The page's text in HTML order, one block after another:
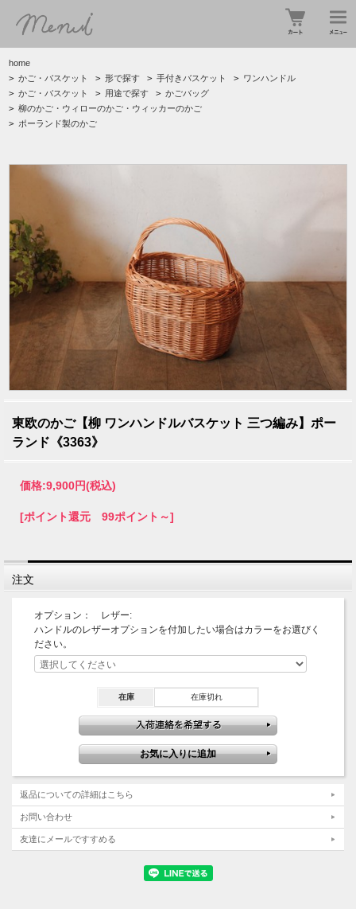
home
> かご・バスケット > 形で探す > 手付きバスケット > ワンハンドル
> かご・バスケット > 用途で探す > かごバッグ
> 柳のかご・ウィローのかご・ウィッカーのかご
> ポーランド製のかご
東欧のかご【柳 ワンハンドルバスケット 三つ編み】ポー
ランド《3363》
価格:9,900円(税込)
[ポイント還元 99ポイント～]
注文
オプション： レザー:
ハンドルのレザーオプションを付加したい場合はカラーをお選びく
ださい。
在庫 在庫切れ
返品についての詳細はこちら
お問い合わせ
友達にメールですすめる